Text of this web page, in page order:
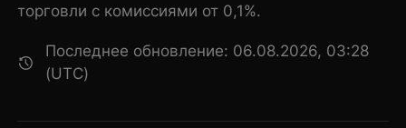
торговли с комиссиями от 0,1%.
Последнее обновление: 06.08.2026, 03:28
(UTC)